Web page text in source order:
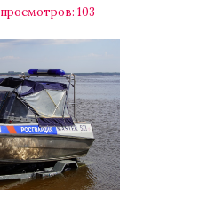
просмотров: 103